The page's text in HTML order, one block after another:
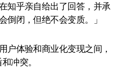
知乎亲自给出了回答，并承
倒闭，但绝不会变质。」
户体验和商业化变现之间，
冲突。